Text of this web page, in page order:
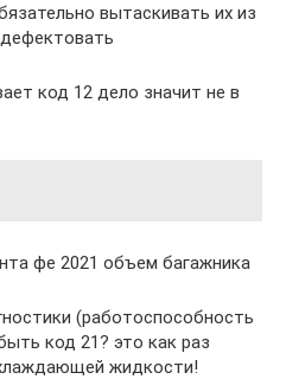
вытаскивать их из
код 12 дело значит не в
фе 2021 объем багажника
(работоспособность
код 21? это как раз
жидкости!